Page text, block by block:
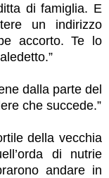
di famiglia. E
un indirizzo
accorto. Te lo
dalla parte del
che succede.”
della vecchia
di nutrie
andare in